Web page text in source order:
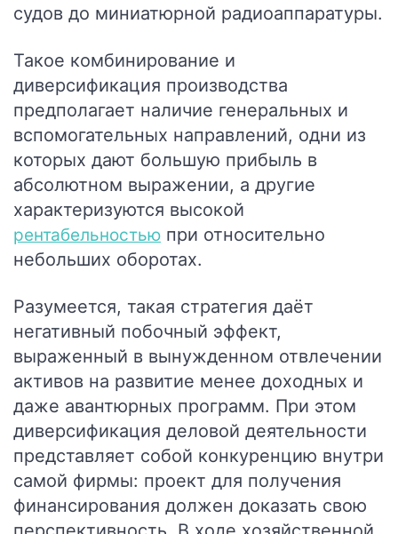
судов до миниатюрной радиоаппаратуры.
Такое комбинирование и
диверсификация производства
предполагает наличие генеральных и
вспомогательных направлений, одни из
которых дают большую прибыль в
абсолютном выражении, а другие
характеризуются высокой
рентабельностью при относительно
небольших оборотах.
Разумеется, такая стратегия даёт
негативный побочный эффект,
выраженный в вынужденном отвлечении
активов на развитие менее доходных и
даже авантюрных программ. При этом
диверсификация деловой деятельности
представляет собой конкуренцию внутри
самой фирмы: проект для получения
финансирования должен доказать свою